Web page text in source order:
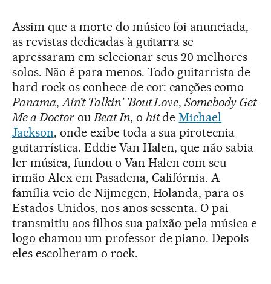
Assim que a morte do músico foi anunciada,
as revistas dedicadas à guitarra se
apressaram em selecionar seus 20 melhores
solos. Não é para menos. Todo guitarrista de
hard rock os conhece de cor: canções como
Panama,Ain’t Talkin' 'Bout Love,Somebody Get
Me a DoctorouBeat In, o hitdeMichael
Jackson, onde exibe toda a sua pirotecnia
guitarrística. Eddie Van Halen, que não sabia
ler música, fundou o Van Halen com seu
irmão Alex em Pasadena, Califórnia. A
família veio de Nijmegen, Holanda, para os
Estados Unidos, nos anos sessenta. O pai
transmitiu aos filhos sua paixão pela música e
logo chamou um professor de piano. Depois
eles escolheram o rock.